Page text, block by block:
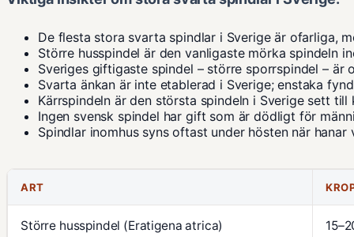
De flesta stora svarta spindlar i Sverige är ofarliga,
Större husspindel är den vanligaste mörka spindeln
Sveriges giftigaste spindel – större sporrspindel – är
Svarta änkan är inte etablerad i Sverige; enstaka
Kärrspindeln är den största spindeln i Sverige sett till
Ingen svensk spindel har gift som är dödligt för
Spindlar inomhus syns oftast under hösten när
ART
Större husspindel (Eratigena atrica)